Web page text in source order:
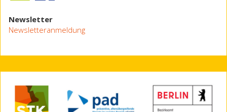
Newsletter
Newsletteranmeldung